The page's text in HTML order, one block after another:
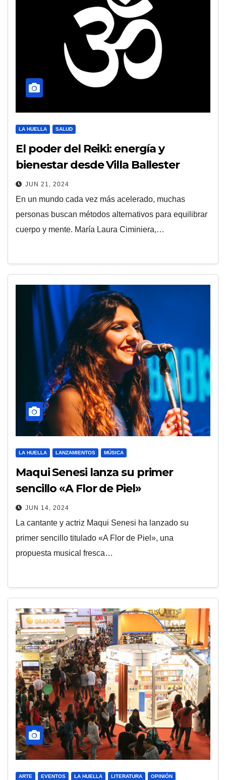
LA HUELLA SALUD
El poder del Reiki: energía y
bienestar desde Villa Ballester
JUN 21, 2024
En un mundo cada vez más acelerado, muchas
personas buscan métodos alternativos para equilibrar
cuerpo y mente. María Laura Ciminiera,…
LA HUELLA LANZAMIENTOS MÚSICA
Maqui Senesi lanza su primer
sencillo «A Flor de Piel»
JUN 14, 2024
La cantante y actriz Maqui Senesi ha lanzado su
primer sencillo titulado «A Flor de Piel», una
propuesta musical fresca…
ARTE EVENTOS LA HUELLA LITERATURA OPINIÓN